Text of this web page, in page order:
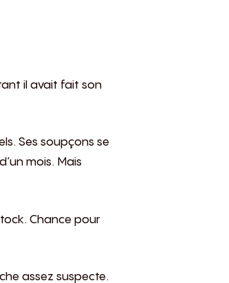
il avait fait son
Ses soupçons se
mois. Mais
Chance pour
assez suspecte.